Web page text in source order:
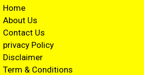
Home
About Us
Contact Us
privacy Policy
Disclaimer
Term & Conditions